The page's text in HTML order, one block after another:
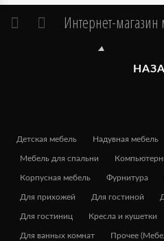
Интернет-магазин
Детская мебель Надувная мебель
Мебель для спальни
Корпусная мебель Фурнитура
Для прихожей Для гостиной
Для гостиниц Кресла и кушетки
Для ванных комнат Прочее